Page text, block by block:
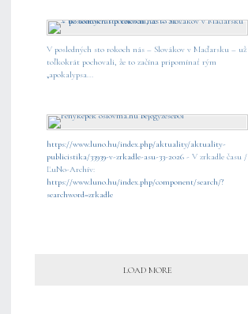
V posledných sto rokoch nás – Slovákov v Maďarsku – už
toľkokrát pochovali, že to začína pripomínať rým
„apokalypsa...
https://www.luno.hu/index.php/aktuality/aktuality-
publicistika/33939-v-zrkadle-asu-33-2026 - V zrkadle času /
ĽuNo-Archív:
https://www.luno.hu/index.php/component/search/?
searchword=zrkadle
LOAD MORE